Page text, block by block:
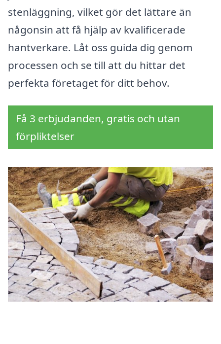
stenläggning, vilket gör det lättare än
någonsin att få hjälp av kvalificerade
hantverkare. Låt oss guida dig genom
processen och se till att du hittar det
perfekta företaget för ditt behov.
Få 3 erbjudanden, gratis och utan
förpliktelser